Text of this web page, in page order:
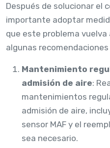
Después de solucionar el
importante adoptar
que este problema
algunas recomendaciones
Mantenimiento
admisión de aire:
mantenimientos
admisión de aire,
sensor MAF y el
sea necesario.